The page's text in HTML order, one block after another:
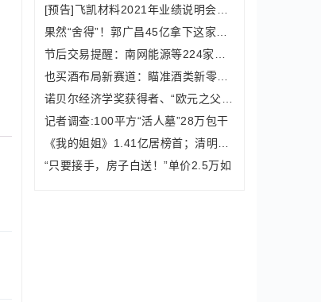
记者调查:100平方“活人墓”28万包干
“只要接手，房子白送！”单价2.5万如